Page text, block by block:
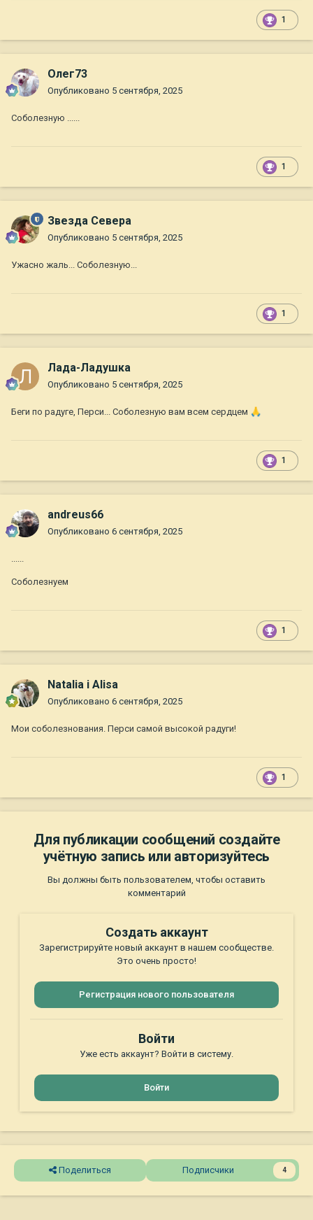
1
Олег73
Опубликовано 5 сентября, 2025
Соболезную ......
1
Звезда Севера
Опубликовано 5 сентября, 2025
Ужасно жаль... Соболезную...
1
Лада-Ладушка
Опубликовано 5 сентября, 2025
Беги по радуге, Перси... Соболезную вам всем сердцем 🙏
1
andreus66
Опубликовано 6 сентября, 2025
......
Соболезнуем
1
Natalia i Alisa
Опубликовано 6 сентября, 2025
Мои соболезнования. Перси самой высокой радуги!
1
Для публикации сообщений создайте
учётную запись или авторизуйтесь
Вы должны быть пользователем, чтобы оставить
комментарий
Создать аккаунт
Зарегистрируйте новый аккаунт в нашем сообществе.
Это очень просто!
Регистрация нового пользователя
Войти
Уже есть аккаунт? Войти в систему.
Войти
Поделиться Подписчики 4